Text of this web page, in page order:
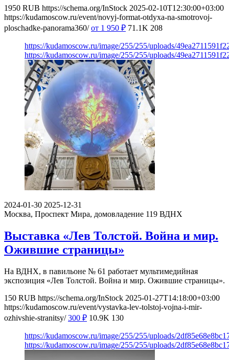
1950 RUB https://schema.org/InStock 2025-02-10T12:30:00+03:00
https://kudamoscow.ru/event/novyj-format-otdyxa-na-smotrovoj-
ploschadke-panorama360/ от 1 950 ₽ 71.1K 208
https://kudamoscow.ru/image/255/255/uploads/
https://kudamoscow.ru/image/255/255/uploads/
2024-01-30 2025-12-31
Москва, Проспект Мира, домовладение 119 ВДНХ
Выставка «Лев Толстой. Война и мир.
Ожившие страницы»
На ВДНХ, в павильоне № 61 работает мультимедийная
экспозиция «Лев Толстой. Война и мир. Ожившие страницы».
150 RUB https://schema.org/InStock 2025-01-27T14:18:00+03:00
https://kudamoscow.ru/event/vystavka-lev-tolstoj-vojna-i-mir-
ozhivshie-stranitsy/ 300 ₽ 10.9K 130
https://kudamoscow.ru/image/255/255/uploads/
https://kudamoscow.ru/image/255/255/uploads/